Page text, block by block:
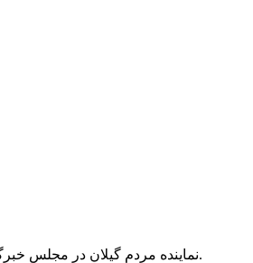
نماینده مردم گیلان در مجلس خبرگان رهبری با بیان اینکه مطالعه رهبری سیاسی پیامبر (ص) برای مسئولان درس بزرگی است، گفت: نهضت خدمت‌رسانی پیامبر (ص) باید الگوی مسئولان باشد.